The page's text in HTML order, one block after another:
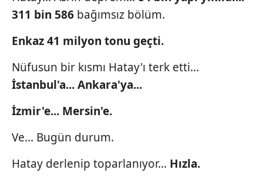
Çerezlere ilişkin tercihlerinizi aşağıda yer alan panel
için Ayarlar butonuna tıklayabilir,Çerez Bilgilendirme
Metnimizi
ziyaret edebilirsiniz.
6698 sayılı Kişisel Verilerin Korunması Kanunu uyarınca
hazırlanmış Aydınlatma Metnimizi okumak ve sitemizde
ilgili mevzuata uygun olarak kullanılan çerezlerle ilgili bilgi
almak için lütfentıklayınız
311 bin 586 bağımsız bölüm.
Enkaz 41 milyon tonu geçti.
Nüfusun bir kısmı Hatay'ı terk etti...
İstanbul'a... Ankara'ya...
İzmir'e... Mersin'e.
Ve... Bugün durum.
Hatay derlenip toparlanıyor... Hızla.